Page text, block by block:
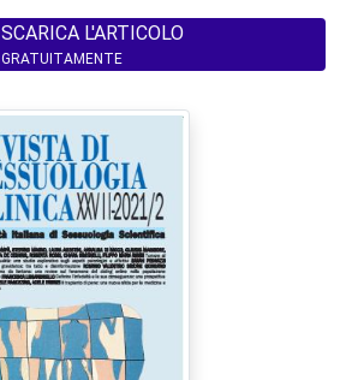
SCARICA L'ARTICOLO
GRATUITAMENTE